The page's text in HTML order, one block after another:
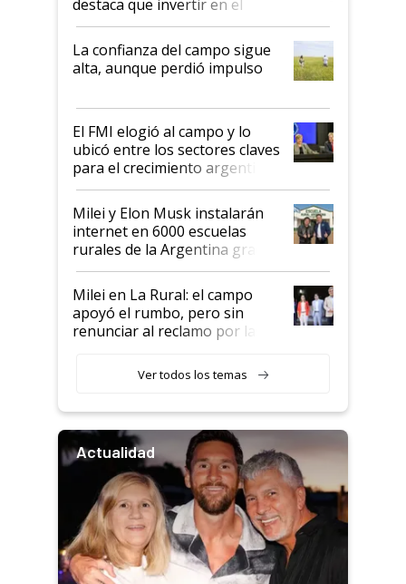
destaca que invertir en el
kirchnerismo era como "darle
plata a un hijo para droga":
Juan Félix Rossetti, el libertario
que de una dura crisis salió
de Milei
La confianza del campo sigue
alta, aunque perdió impulso
El FMI elogió al campo y lo
ubicó entre los sectores claves
para el crecimiento argentino
Milei y Elon Musk instalarán
internet en 6000 escuelas
rurales de la Argentina gracias
a un acuerdo con Starlink
Milei en La Rural: el campo
apoyó el rumbo, pero sin
renunciar al reclamo por las
Ver todos los temas
Actualidad